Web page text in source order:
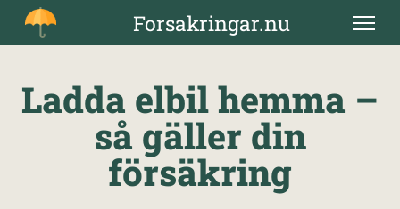
content
Forsakringar.nu
Ladda elbil hemma –
så gäller din
försäkring